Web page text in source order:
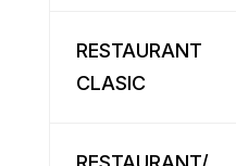
RESTAURANT
CLASIC